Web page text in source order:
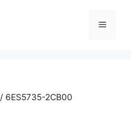
Menu
/ 6ES5735-2CB00